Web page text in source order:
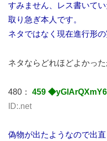
すみません、レス書いて
取り急ぎ本人です。
ネタではなく現在進行形の
ネタならどれほどよかった
480： 459
ID:.net
偽物が出たようなので出直